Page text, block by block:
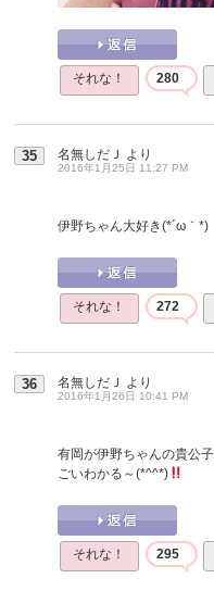
それな！ 280
35 名無しだＪ より
2016年1月25日 11:27 PM
伊野ちゃん大好き(*´ω｀*)
それな！ 272
36 名無しだＪ より
2016年1月26日 10:41 PM
有岡が伊野ちゃんの貴公
ごいわかる～(*^^*)
それな！ 295